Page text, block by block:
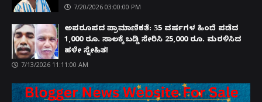
7/20/2026 03:00:00 PM
ಅಪರೂಪದ ಪ್ರಾಮಾಣಿಕತೆ: 35 ವರ್ಷಗಳ ಹಿಂದೆ ಪಡೆದ
1,000 ರೂ. ಸಾಲಕ್ಕೆ ಬಡ್ಡಿ ಸೇರಿಸಿ 25,000 ರೂ. ಮರಳಿಸಿದ
ಹಳೇ ಸ್ನೇಹಿತ!
7/13/2026 11:11:00 AM